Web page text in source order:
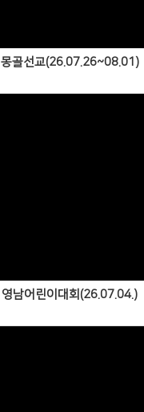
몽골선교(26.07.26~08.01)
영남어린이대회(26.07.04.)